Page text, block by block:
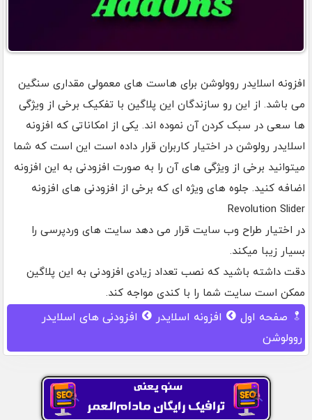
افزونه اسلایدر روولوشن برای هاست های معمولی مقداری سنگین
می باشد. از این رو سازندگان این پلاگین با تفکیک برخی از ویژگی
ها سعی در سبک کردن آن نموده اند. یکی از امکاناتی که افزونه
اسلایدر رولوشن در اختیار کاربران قرار داده است این است که شما
میتوانید برخی از ویژگی های آن را به صورت افزودنی به این افزونه
اضافه کنید. جلوه های ویژه ای که برخی از افزودنی های افزونه
Revolution Slider
در اختیار طراح وب سایت قرار می دهد سایت های وردپرسی را
بسیار زیبا میکند.
دقت داشته باشید که نصب تعداد زیادی افزودنی به این پلاگین
ممکن است سایت شما را با کندی مواجه کند.
صفحه اول افزونه اسلایدر
افزودنی های اسلایدر
روولوشن